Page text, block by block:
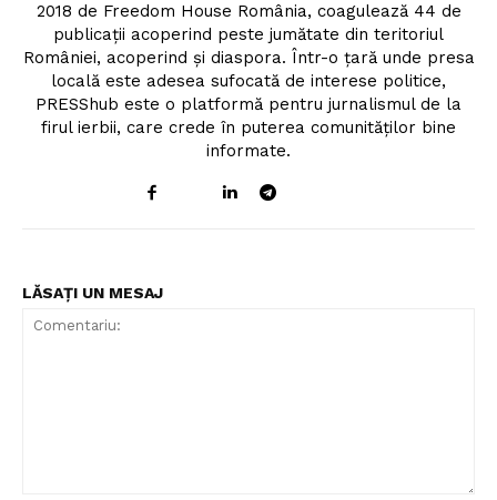
2018 de Freedom House România, coagulează 44 de
publicații acoperind peste jumătate din teritoriul
României, acoperind și diaspora. Într-o țară unde presa
locală este adesea sufocată de interese politice,
PRESShub este o platformă pentru jurnalismul de la
firul ierbii, care crede în puterea comunităților bine
informate.
LĂSAȚI UN MESAJ